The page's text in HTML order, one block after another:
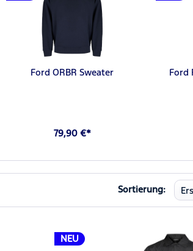
Ford ORBR Sweater
79,90 €*
Ford
Sortierung:
NEU